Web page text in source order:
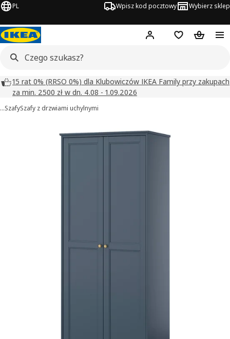
PL Wpisz kod pocztowy Wybierz sklep
Hej! Zaloguj się
Lista zakupowa
Koszyk
15 rat 0% (RRSO 0%) dla Klubowiczów IKEA Family przy zakupach
za min. 2500 zł w dn. 4.08 - 1.09.2026
…SzafySzafy z drzwiami uchylnymi